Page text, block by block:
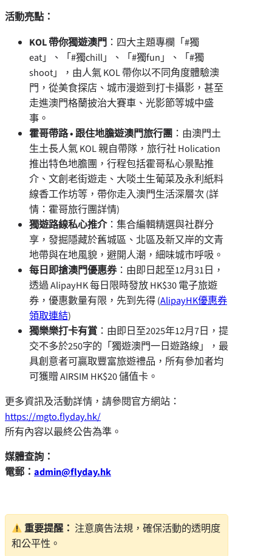
活動亮點：
KOL帶你獨遊澳⾨ ：四大主題專欄「#獨
eat」、「#獨chill」、「#獨fun」、「#獨
shoot」，由⼈氣 KOL 帶你以不同角度體驗澳
⾨，從美食探店、城市漫遊到打卡攝影，甚至
⾛進澳⾨格蘭披治⼤賽⾞、光影節等城中盛
事。
霍哥帶路•跟住地膽遊澳⾨旅⾏團 ：由澳⾨⼟
⽣⼟長⼈氣 KOL 親⾃帶隊，旅⾏社 Holication
推出特⾊地膽團，⾏程包括霍哥私⼼景點推
介、⽂創⽼街遊⾛、⼤啖⼟⽣葡菜及永利紙料
線⾹⼯作坊等，帶你⾛入澳⾨⽣活深層次 (詳
情：霍哥旅⾏團詳情)
獨遊路線私⼼推介：集合編輯精選與社群分
享，發掘隱藏於舊城區、北區及新⼜岸的⽂青
地帶與在地風貌，避開⼈潮，細味城市呼吸。
每日即搶澳⾨優惠券：由即日起至12⽉31⽇，
透過 AlipayHK 每⽇限時發放HK$30電⼦旅遊
券，優惠數量有限，先到先得 (AlipayHK優惠券
領取連結)
獨樂樂打卡有賞 ：由即⽇至2025年12⽉7⽇，提
交不多於250字的「獨遊澳⾨⼀⽇遊路線」，最
具創意者可贏取豐富旅遊禮品，所有參加者均
可獲贈 AIRSIM HK$20儲值卡。
更多資訊及活動詳情，請參閱官⽅網站：
https://mgto.flyday.hk/
所有內容以最終公告為準。
媒體查詢：
電郵： admin@flyday.hk
重要提醒： 注意廣告法規，確保活動的透明度
和公平性。